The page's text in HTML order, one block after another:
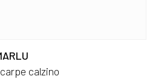
calzino